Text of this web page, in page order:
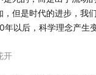
众号@范米索，微博
号@海程
，但是时代的进步，我
年以后，科学理念产生变
开